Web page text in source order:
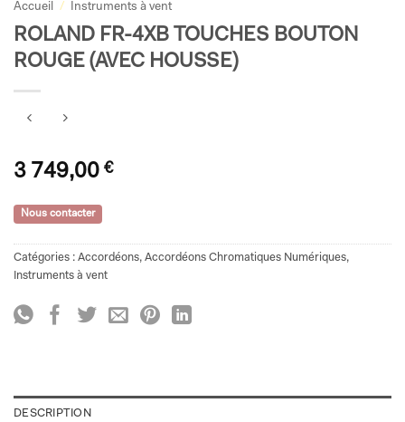
Accueil / Instruments à vent
ROLAND FR-4XB TOUCHES BOUTON
ROUGE (AVEC HOUSSE)
3 749,00 €
Nous contacter
Catégories : Accordéons, Accordéons Chromatiques Numériques,
Instruments à vent
DESCRIPTION